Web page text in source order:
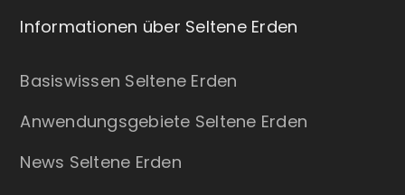
Informationen über Seltene Erden
Basiswissen Seltene Erden
Anwendungsgebiete Seltene Erden
News Seltene Erden